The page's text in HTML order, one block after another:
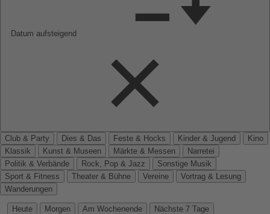
Datum aufsteigend
Club & Party Dies & Das Feste & Hocks Kinder & Jugend
Kino
Klassik
Kunst & Museen Märkte & Messen
Narretei
Politik & Verbände
Rock, Pop & Jazz
Sonstige Musik
Sport & Fitness
Theater & Bühne Vereine
Vortrag & Lesung
Wanderungen
Heute Morgen Am Wochenende Nächste 7 Tage